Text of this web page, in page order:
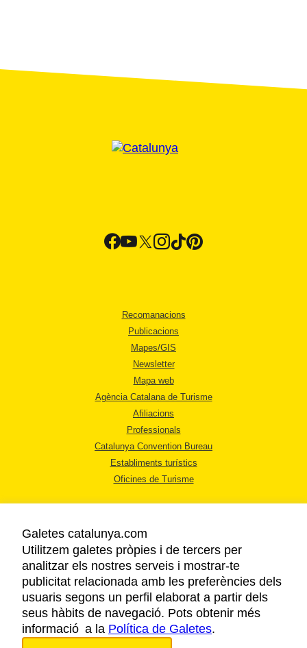
Recomanacions
Publicacions
Mapes/GIS
Newsletter
Mapa web
Agència Catalana de Turisme
Afiliacions
Professionals
Catalunya Convention Bureau
Establiments turístics
Oficines de Turisme
AVÍS LEGAL
POLÍTICA DE PRIVACITAT
COOKIES
ACCESSIBILITAT
Galetes catalunya.com
Utilitzem galetes pròpies i de tercers per
analitzar els nostres serveis i mostrar-te
publicitat relacionada amb les preferències dels
usuaris segons un perfil elaborat a partir dels
seus hàbits de navegació. Pots obtenir més
informació a la Política de Galetes.